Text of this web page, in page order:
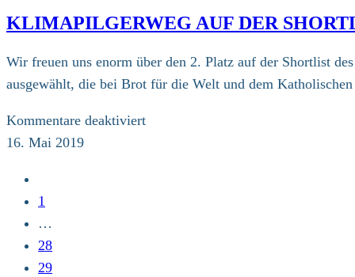
Sonntag
KLIMAPILGERWEG AUF DER
Wir freuen uns enorm über den 2. Platz auf der Shortlist
ausgewählt, die bei Brot für die Welt und dem
Kommentare deaktiviertfür
16. Mai 2019
vorherigen
Seite
1
…
28
29